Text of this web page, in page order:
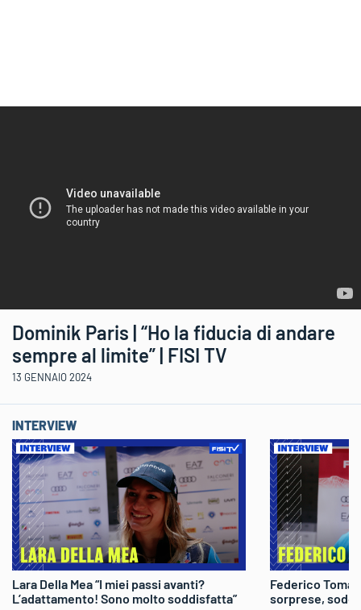
Dominik Paris | “Ho la fiducia di andare
sempre al limite” | FISI TV
13 GENNAIO 2024
INTERVIEW
Lara Della Mea “I miei passi avanti?
L’adattamento! Sono molto soddisfatta”
Federico
sorprese,